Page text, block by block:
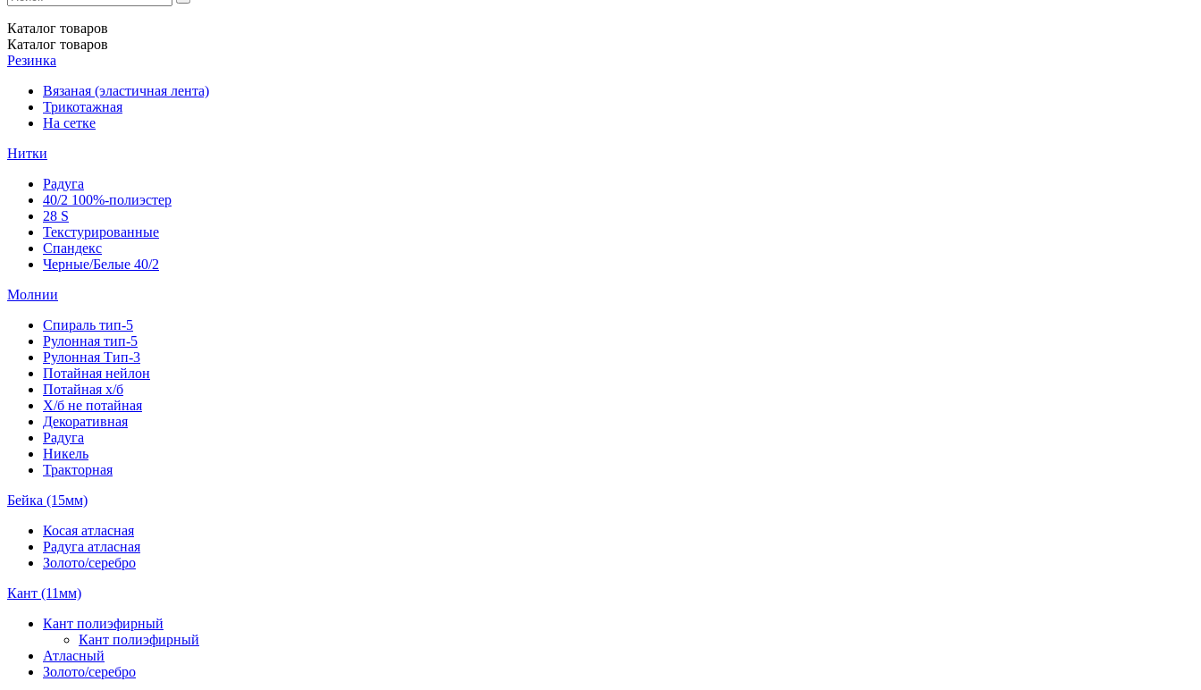
Каталог товаров
Каталог товаров
Резинка
Вязаная (эластичная лента)
Трикотажная
На сетке
Нитки
Радуга
40/2 100%-полиэстер
28 S
Текстурированные
Спандекс
Черные/Белые 40/2
Молнии
Спираль тип-5
Рулонная тип-5
Рулонная Тип-3
Потайная нейлон
Потайная х/б
Х/б не потайная
Декоративная
Радуга
Никель
Тракторная
Бейка (15мм)
Косая атласная
Радуга атласная
Золото/серебро
Кант (11мм)
Кант полиэфирный
Кант полиэфирный
Атласный
Золото/серебро